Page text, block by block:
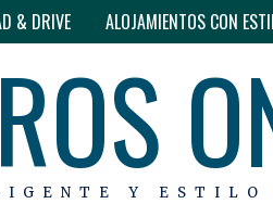
& DRIVE ALOJAMIENTOS CON
Y ESTILO